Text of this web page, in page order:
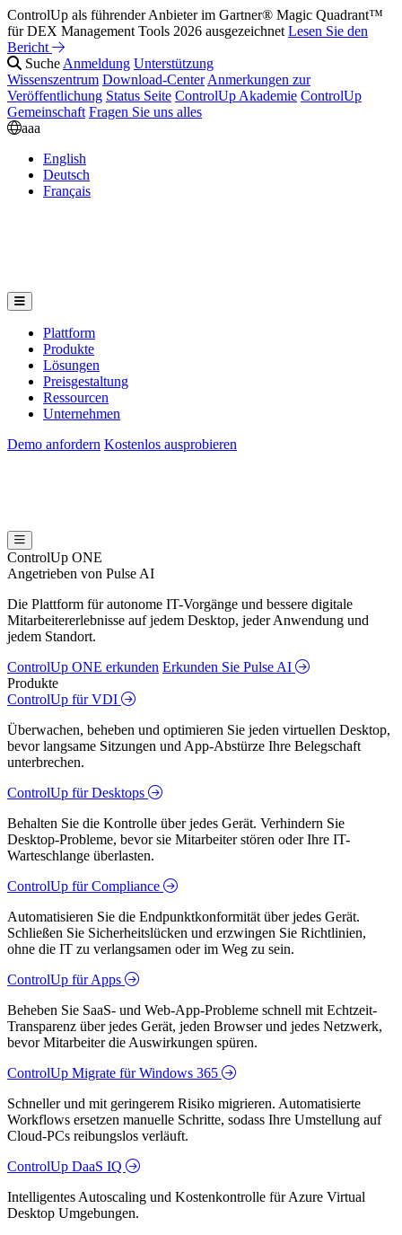
ControlUp als führender Anbieter im Gartner® Magic Quadrant™
für DEX Management Tools 2026 ausgezeichnet Lesen Sie den
Bericht
Suche Anmeldung Unterstützung
Wissenszentrum Download-Center Anmerkungen zur
Veröffentlichung Status Seite ControlUp Akademie ControlUp
Gemeinschaft Fragen Sie uns alles
aaa
English
Deutsch
Français
Plattform
Produkte
Lösungen
Preisgestaltung
Ressourcen
Unternehmen
Demo anfordern Kostenlos ausprobieren
ControlUp ONE
Angetrieben von Pulse AI
Die Plattform für autonome IT-Vorgänge und bessere digitale
Mitarbeitererlebnisse auf jedem Desktop, jeder Anwendung und
jedem Standort.
ControlUp ONE erkunden Erkunden Sie Pulse AI
Produkte
ControlUp für VDI
Überwachen, beheben und optimieren Sie jeden virtuellen Desktop,
bevor langsame Sitzungen und App-Abstürze Ihre Belegschaft
unterbrechen.
ControlUp für Desktops
Behalten Sie die Kontrolle über jedes Gerät. Verhindern Sie
Desktop-Probleme, bevor sie Mitarbeiter stören oder Ihre IT-
Warteschlange überlasten.
ControlUp für Compliance
Automatisieren Sie die Endpunktkonformität über jedes Gerät.
Schließen Sie Sicherheitslücken und erzwingen Sie Richtlinien,
ohne die IT zu verlangsamen oder im Weg zu sein.
ControlUp für Apps
Beheben Sie SaaS- und Web-App-Probleme schnell mit Echtzeit-
Transparenz über jedes Gerät, jeden Browser und jedes Netzwerk,
bevor Mitarbeiter die Auswirkungen spüren.
ControlUp Migrate für Windows 365
Schneller und mit geringerem Risiko migrieren. Automatisierte
Workflows ersetzen manuelle Schritte, sodass Ihre Umstellung auf
Cloud-PCs reibungslos verläuft.
ControlUp DaaS IQ
Intelligentes Autoscaling und Kostenkontrolle für Azure Virtual
Desktop Umgebungen.